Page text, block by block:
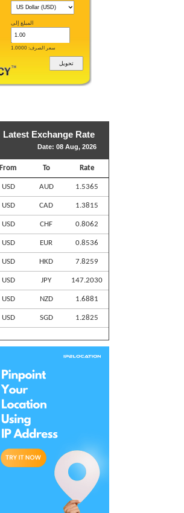
المبلغ إلى
سعر الصرف: 1.0000
Latest Exchange Rate
Date: 08 Aug, 2026
From To Rate
USD AUD 1.5365
USD CAD 1.3815
USD CHF 0.8062
USD EUR 0.8536
USD HKD 7.8259
USD JPY 147.2030
USD NZD 1.6881
USD SGD 1.2825